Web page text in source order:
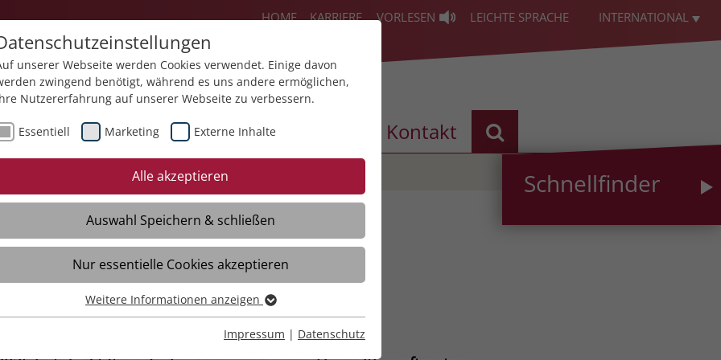
HOME KARRIERE VORLESEN LEICHTE SPRACHE INTERNATIONAL
Angebote Über uns Aktuelles Kontakt
Termine Schnellfinder
die Funktion des
unserer Webseite werden Cookies verwendet. Einige davon
zwingend benötigt, während es uns andere ermöglichen,
Nutzererfahrung auf unserer Webseite zu verbessern.
Essentiell Marketing Externe Inhalte
Alle akzeptieren
Auswahl Speichern & schließen
Nur essentielle Cookies akzeptieren
Essentielle Cookies werden für grundlegende Funktionen der
Weitere Informationen anzeigen
Impressum | Datenschutz